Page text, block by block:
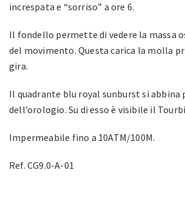
increspata e “sorriso” a ore 6.
Il fondello permette di vedere la massa
del movimento. Questa carica la molla
gira.
Il quadrante blu royal sunburst si
dell’orologio. Su di esso è visibile il
Impermeabile fino a 10ATM/100M.
Ref. CG9.0-A-01